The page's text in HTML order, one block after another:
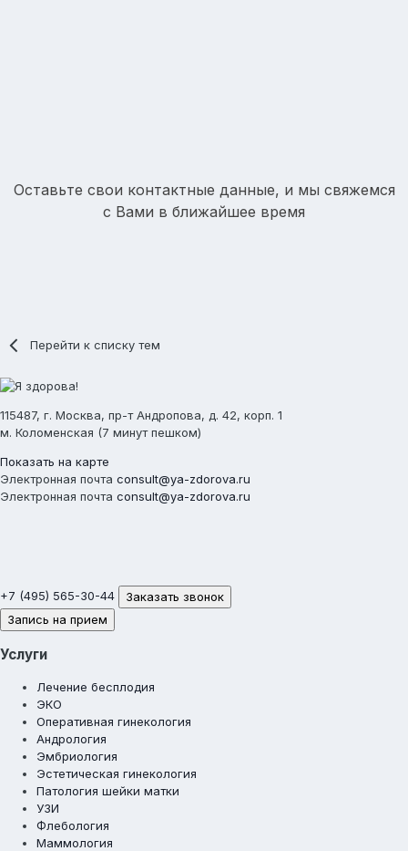
Оставьте свои контактные данные, и мы свяжемся
с Вами в ближайшее время
Перейти к списку тем
115487, г. Москва, пр-т Андропова, д. 42, корп. 1
м. Коломенская (7 минут пешком)
Показать на карте
Электронная почта consult@ya-zdorova.ru
Электронная почта consult@ya-zdorova.ru
+7 (495) 565-30-44
Заказать звонок
Запись на прием
Услуги
Лечение бесплодия
ЭКО
Оперативная гинекология
Андрология
Эмбриология
Эстетическая гинекология
Патология шейки матки
УЗИ
Флебология
Маммология